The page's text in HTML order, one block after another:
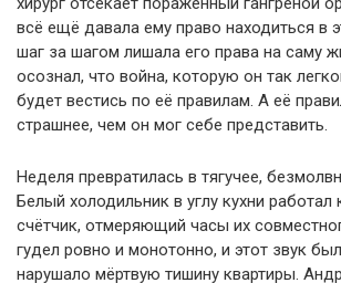
всё ещё давала ему право находиться в
шаг за шагом лишала его права на саму
осознал, что война, которую он так
будет вестись по её правилам. А её
страшнее, чем он мог себе представить.
Неделя превратилась в тягучее,
Белый холодильник в углу кухни
счётчик, отмеряющий часы их
гудел ровно и монотонно, и этот звук
нарушало мёртвую тишину квартиры.